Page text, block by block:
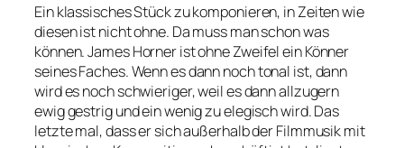
Ein klassisches Stück zu komponieren, in Zeiten wie
diesen ist nicht ohne. Da muss man schon was
können. James Horner ist ohne Zweifel ein Könner
seines Faches. Wenn es dann noch tonal ist, dann
wird es noch schwieriger, weil es dann allzugern
ewig gestrig und ein wenig zu elegisch wird. Das
letzte mal, dass er sich außerhalb der Filmmusik mit